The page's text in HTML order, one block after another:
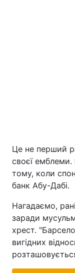
Це не перший
своєї
тому, коли
банк Абу-Дабі.
Нагадаємо,
заради
хрест.
вигідних